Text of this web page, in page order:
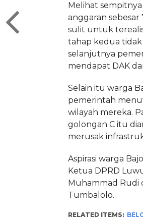
Melihat
anggaran
sulit untuk
tahap kedua
selanjutnya
mendapat DAK
Selain itu warga
pemerintah
wilayah mereka.
golongan C itu
merusak
Aspirasi warga
Ketua DPRD
Muhammad Rudi
Tumbalolo.
RELATED ITEMS: